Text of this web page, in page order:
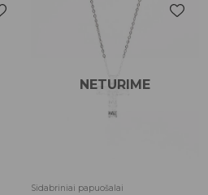
NETURIME
Sidabriniai papuošalai